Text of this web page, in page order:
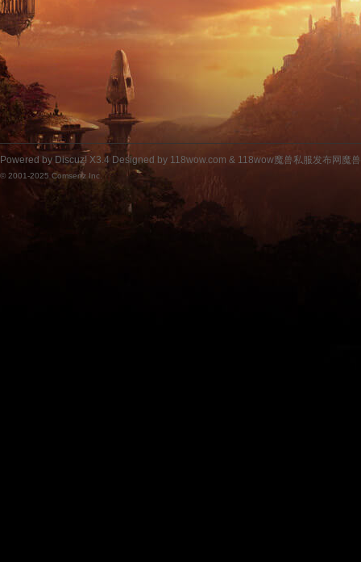
Powered by Discuz! X3.4 Designed by 118wow.com & 118wow魔兽私服发布网魔
© 2001-2025 Comsenz Inc.